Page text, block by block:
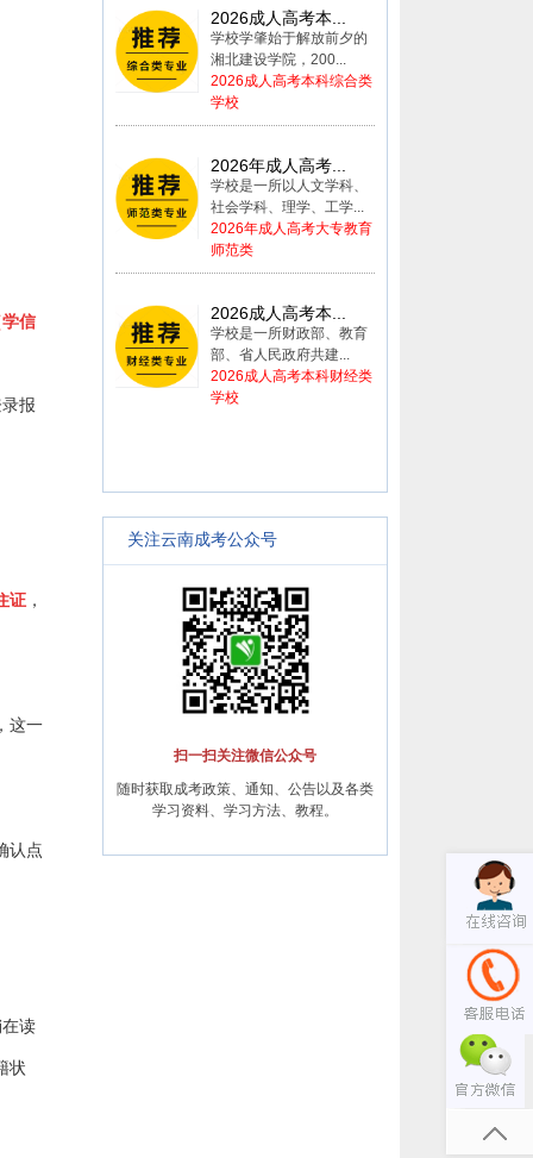
信
报
证 ，
这一
认点
读
状
2026成人高考本...
学校学肇始于解放前夕的
湘北建设学院，200...
2026成人高考本科综合类
学校
2026年成人高考...
学校是一所以人文学科、
社会学科、理学、工学...
2026年成人高考大专教育
师范类
2026成人高考本...
学校是一所财政部、教育
部、省人民政府共建...
2026成人高考本科财经类
学校
关注云南成考公众号
扫一扫关注微信公众号
随时获取成考政策、通知、公告以及各类
学习资料、学习方法、教程。